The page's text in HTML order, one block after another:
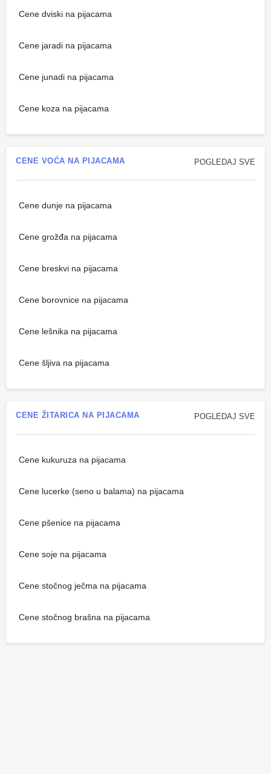
Cene dviski na pijacama
Cene jaradi na pijacama
Cene junadi na pijacama
Cene koza na pijacama
POGLEDAJ SVE
CENE VOĆA NA PIJACAMA
Cene dunje na pijacama
Cene grožđa na pijacama
Cene breskvi na pijacama
Cene borovnice na pijacama
Cene lešnika na pijacama
Cene šljiva na pijacama
POGLEDAJ SVE
CENE ŽITARICA NA PIJACAMA
Cene kukuruza na pijacama
Cene lucerke (seno u balama) na pijacama
Cene pšenice na pijacama
Cene soje na pijacama
Cene stočnog ječma na pijacama
Cene stočnog brašna na pijacama